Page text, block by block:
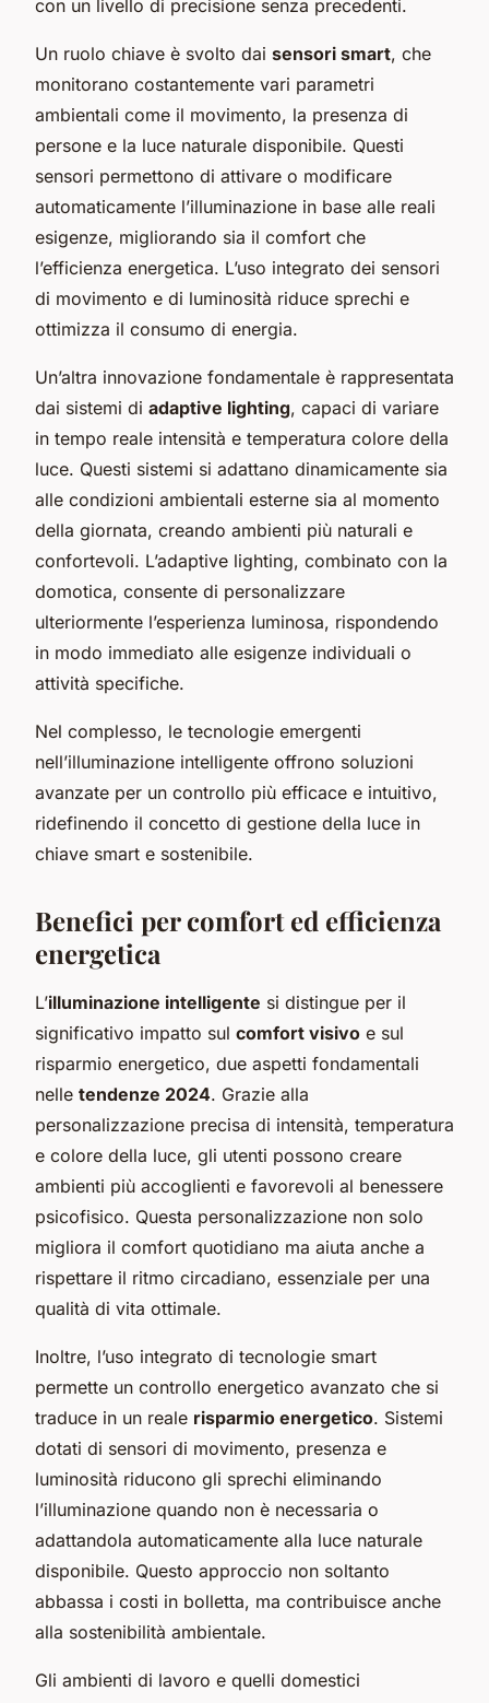
con un livello di precisione senza precedenti.
Un ruolo chiave è svolto dai sensori smart, che
monitorano costantemente vari parametri
ambientali come il movimento, la presenza di
persone e la luce naturale disponibile. Questi
sensori permettono di attivare o modificare
automaticamente l’illuminazione in base alle reali
esigenze, migliorando sia il comfort che
l’efficienza energetica. L’uso integrato dei sensori
di movimento e di luminosità riduce sprechi e
ottimizza il consumo di energia.
Un’altra innovazione fondamentale è rappresentata
dai sistemi di adaptive lighting, capaci di variare
in tempo reale intensità e temperatura colore della
luce. Questi sistemi si adattano dinamicamente sia
alle condizioni ambientali esterne sia al momento
della giornata, creando ambienti più naturali e
confortevoli. L’adaptive lighting, combinato con la
domotica, consente di personalizzare
ulteriormente l’esperienza luminosa, rispondendo
in modo immediato alle esigenze individuali o
attività specifiche.
Nel complesso, le tecnologie emergenti
nell’illuminazione intelligente offrono soluzioni
avanzate per un controllo più efficace e intuitivo,
ridefinendo il concetto di gestione della luce in
chiave smart e sostenibile.
Benefici per comfort ed efficienza
energetica
L’illuminazione intelligente si distingue per il
significativo impatto sul comfort visivo e sul
risparmio energetico, due aspetti fondamentali
nelle tendenze 2024. Grazie alla
personalizzazione precisa di intensità, temperatura
e colore della luce, gli utenti possono creare
ambienti più accoglienti e favorevoli al benessere
psicofisico. Questa personalizzazione non solo
migliora il comfort quotidiano ma aiuta anche a
rispettare il ritmo circadiano, essenziale per una
qualità di vita ottimale.
Inoltre, l’uso integrato di tecnologie smart
permette un controllo energetico avanzato che si
traduce in un reale risparmio energetico. Sistemi
dotati di sensori di movimento, presenza e
luminosità riducono gli sprechi eliminando
l’illuminazione quando non è necessaria o
adattandola automaticamente alla luce naturale
disponibile. Questo approccio non soltanto
abbassa i costi in bolletta, ma contribuisce anche
alla sostenibilità ambientale.
Gli ambienti di lavoro e quelli domestici